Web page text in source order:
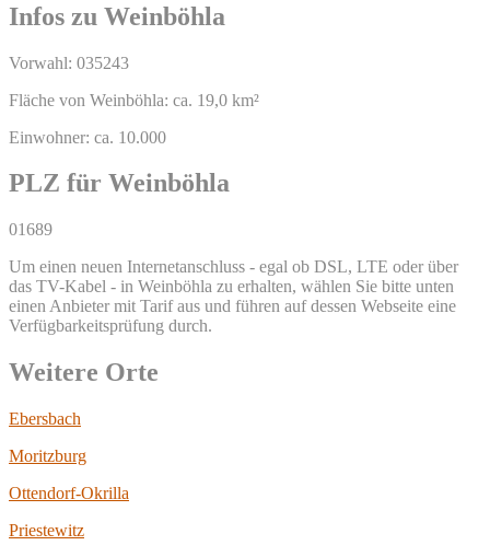
Infos zu Weinböhla
Vorwahl: 035243
Fläche von Weinböhla: ca. 19,0 km²
Einwohner: ca. 10.000
PLZ für Weinböhla
01689
Um einen neuen Internetanschluss - egal ob DSL, LTE oder über
das TV-Kabel - in Weinböhla zu erhalten, wählen Sie bitte unten
einen Anbieter mit Tarif aus und führen auf dessen Webseite eine
Verfügbarkeitsprüfung durch.
Weitere Orte
Ebersbach
Moritzburg
Ottendorf-Okrilla
Priestewitz